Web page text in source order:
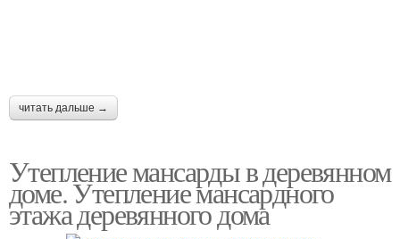
читать дальше →
Утепление мансарды в деревянном
доме. Утепление мансардного
этажа деревянного дома